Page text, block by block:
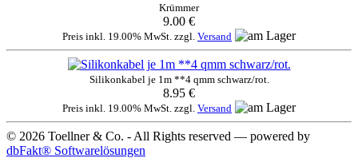
Krümmer
9.00 €
Preis inkl. 19.00% MwSt. zzgl. Versand
Silikonkabel je 1m **4 qmm schwarz/rot.
8.95 €
Preis inkl. 19.00% MwSt. zzgl. Versand
© 2026 Toellner & Co. - All Rights reserved — powered by
dbFakt® Softwarelösungen